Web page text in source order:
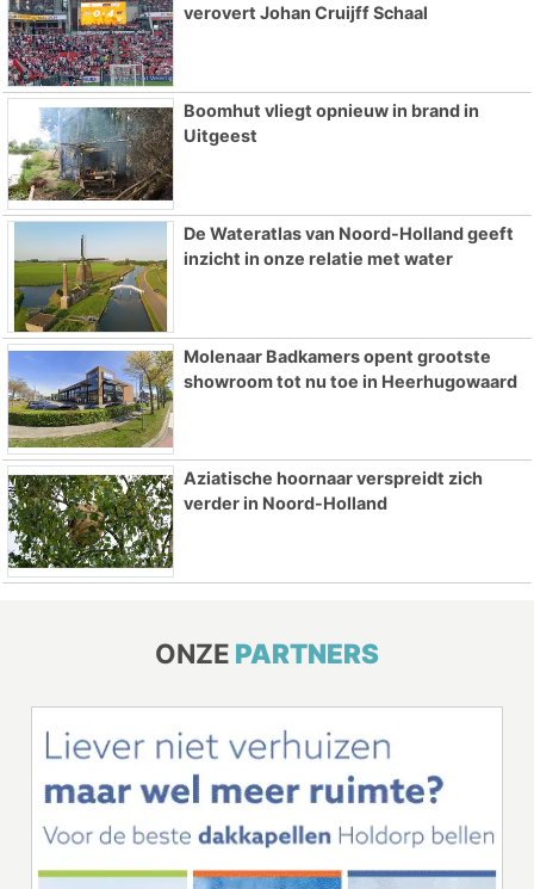
verovert Johan Cruijff Schaal
Boomhut vliegt opnieuw in brand in
Uitgeest
De Wateratlas van Noord-Holland geeft
inzicht in onze relatie met water
Molenaar Badkamers opent grootste
showroom tot nu toe in Heerhugowaard
Aziatische hoornaar verspreidt zich
verder in Noord-Holland
ONZE PARTNERS